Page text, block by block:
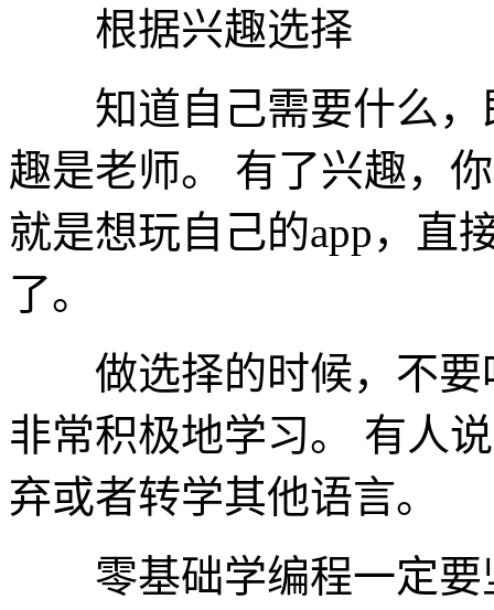
根据兴趣选择
知道自己需要什么，
趣是老师。 有了兴趣，
就是想玩自己的app，直
了。
做选择的时候，不要
非常积极地学习。 有人
弃或者转学其他语言。
零基础学编程一定要